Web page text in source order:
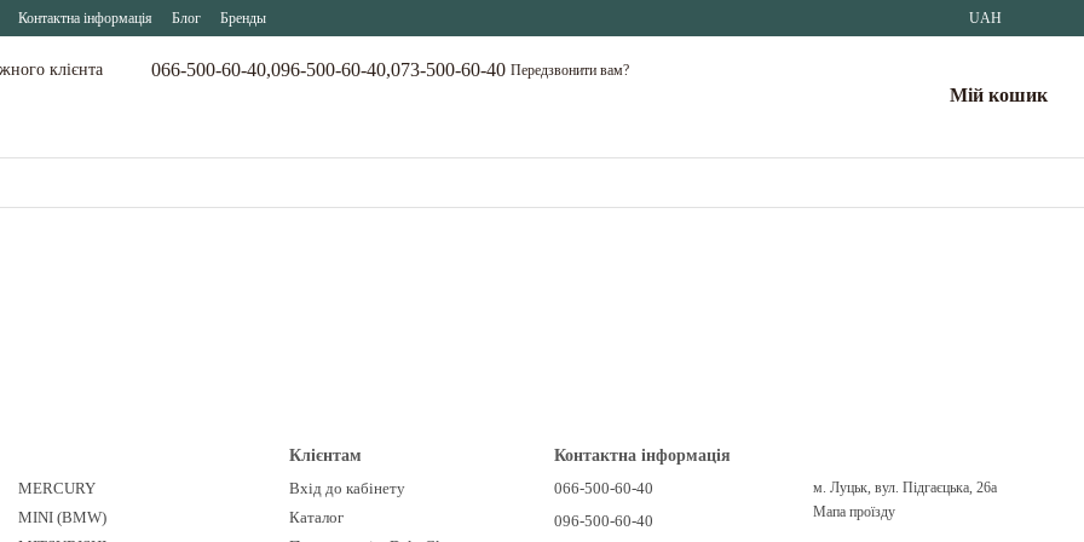
Контактна інформація Блог Бренды UAH
клієнта 066-500-60-40,096-500-60-40,073-500-60-40 Передзвонити вам?
Мій кошик
MERCURY
MINI (BMW)
Клієнтам
Вхід до кабінету
Каталог
Контактна інформація
066-500-60-40
096-500-60-40
м. Луцьк, вул. Підгаєцька, 26а
Мапа проїзду